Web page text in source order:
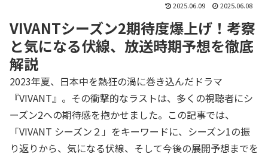
2025.06.09 2025.06.08
VIVANTシーズン2期待度爆上げ！考察
と気になる伏線、放送時期予想を徹底
解説
2023年夏、日本中を熱狂の渦に巻き込んだドラマ
『VIVANT』。その衝撃的なラストは、多くの視聴者にシ
ーズン2への期待感を抱かせました。この記事では、
「VIVANT シーズン２」をキーワードに、シーズン1の振
り返りから、気になる伏線、そして今後の展開予想までを